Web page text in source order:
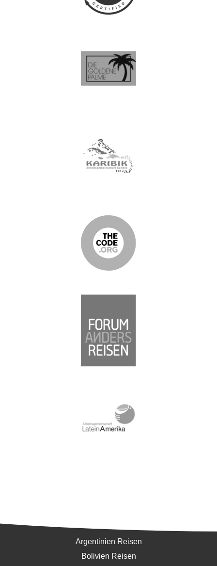
Argentinien Reisen
Bolivien Reisen